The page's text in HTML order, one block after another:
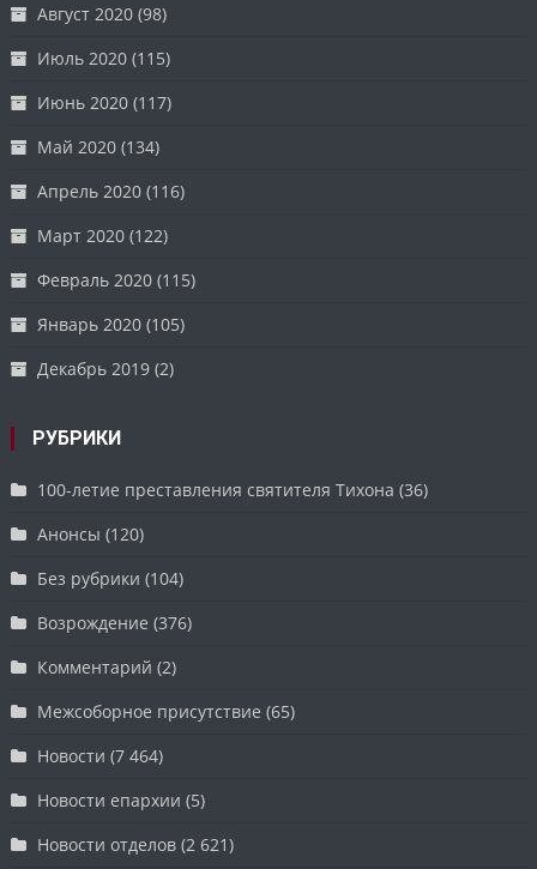
Август 2020 (98)
Июль 2020 (115)
Июнь 2020 (117)
Май 2020 (134)
Апрель 2020 (116)
Март 2020 (122)
Февраль 2020 (115)
Январь 2020 (105)
Декабрь 2019 (2)
РУБРИКИ
100-летие преставления святителя Тихона (36)
Анонсы (120)
Без рубрики (104)
Возрождение (376)
Комментарий (2)
Межсоборное присутствие (65)
Новости (7 464)
Новости епархии (5)
Новости отделов (2 621)